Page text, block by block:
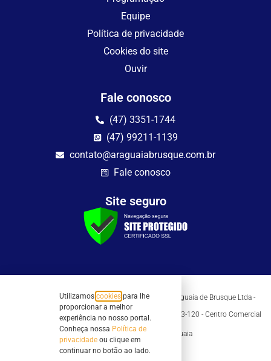
Equipe
Política de privacidade
Cookies do site
Ouvir
Fale conosco
(47) 3351-1744
(47) 99211-1139
contato@araguaiabrusque.com.br
Fale conosco
Site seguro
Todos os direitos reservados - Sociedade Rádio Araguaia de Brusque Ltda -
CNPJ 82.983.230/0001-82
Mathilde Hoffmann, 66 - Centro II, Brusque, SC - 88353-120 - Centro Comercial
Geschäftshaus - Sl 21/22
Copyright © 2026 | Rádio Araguaia
Utilizamos cookies para lhe
proporcionar a melhor
experiência no nosso portal.
Conheça nossa Política de
privacidade ou clique em
continuar no botão ao lado.